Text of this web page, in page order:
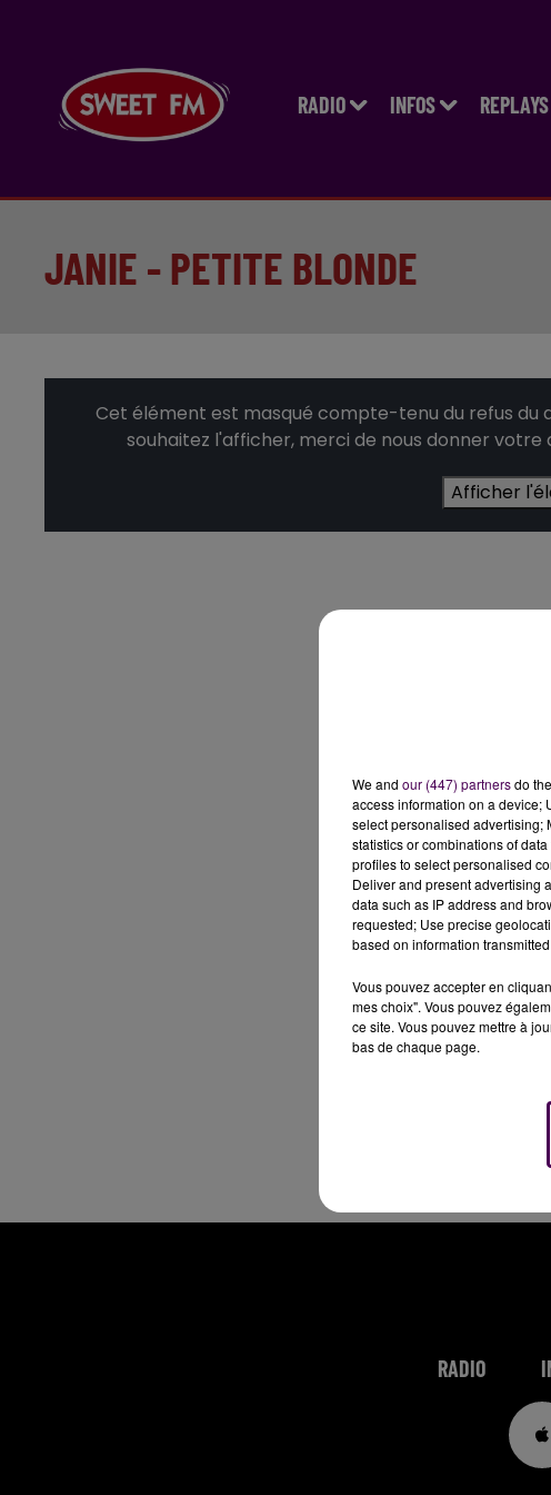
RADIO INFOS REPLAYS
JANIE - PETITE BLONDE
Cet élément est masqué compte-tenu du refus du
souhaitez l'afficher, merci de nous donner
Afficher
RADIO
We and our (447) partnersdo
access information on a device;
select personalised advertising;
statistics or combinations of
profiles to select personalised
Deliver and present advertising
data such as IP address and
requested; Use precise
based on information
Vous pouvez accepter en
mes choix". Vous pouvez
ce site. Vous pouvez mettre à
bas de chaque page.